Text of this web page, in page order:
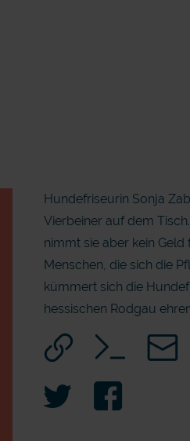
Hundefriseurin Sonja
Vierbeiner auf dem
nimmt sie aber kein Geld
Menschen, die sich die
kümmert sich die
hessischen Rodgau